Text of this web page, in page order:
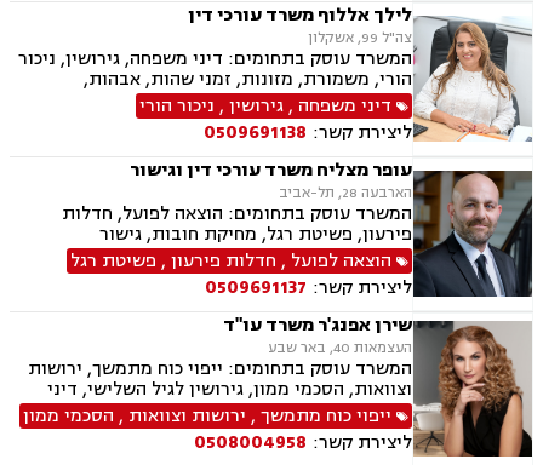
לילך אללוף משרד עורכי דין
צה"ל 99, אשקלון
המשרד עוסק בתחומים: דיני משפחה, גירושין, ניכור
הורי, משמורת, מזונות, זמני שהות, אבהות,
אפוטרופסות, גישור, חוק הנוער, חלוקת רכוש, ייפוי
כוח מתמשך חדלות פירעון, הוצאה לפועל, מחיקת
והסדרי חובות, פשיטת רגל.
דיני משפחה ,גירושין, ניכור הורי
ליצירת קשר: 0509691138
עופר מצליח משרד עורכי דין וגישור
הארבעה 28, תל-אביב
המשרד עוסק בתחומים: הוצאה לפועל, חדלות
פירעון, פשיטת רגל, מחיקת חובות, גישור
הוצאה לפועל , חדלות פירעון, פשיטת רגל
ליצירת קשר: 0509691137
שירן אפנג'ר משרד עו"ד
העצמאות 40, באר שבע
המשרד עוסק בתחומים: ייפוי כוח מתמשך, ירושות
וצוואות, הסכמי ממון, גירושין לגיל השלישי, דיני
חוזים, מקרקעין ונדל"ן, ליקויי בנייה, עסקאות מכר
דירה, פינוי מושכר, משפט אזרחי, חדלות פירעון
ייפוי כוח מתמשך, ירושות וצוואות , הסכמי ממון
ליצירת קשר: 0508004958